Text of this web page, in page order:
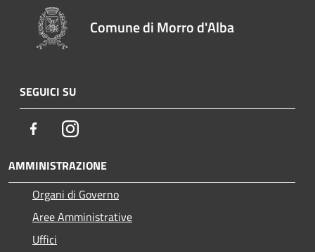
Comune di Morro d'Alba
SEGUICI SU
FacebookInstagram
AMMINISTRAZIONE
Organi di Governo
Aree Amministrative
Uffici